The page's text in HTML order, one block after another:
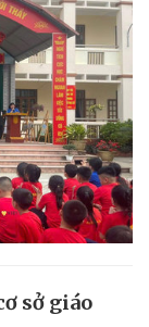
sở giáo